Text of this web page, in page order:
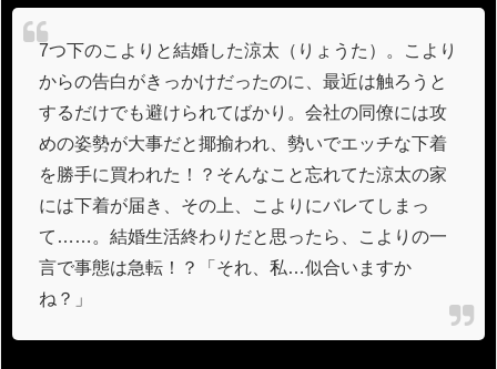
7つ下のこよりと結婚した涼太（りょうた）。こより
からの告白がきっかけだったのに、最近は触ろうと
するだけでも避けられてばかり。会社の同僚には攻
めの姿勢が大事だと揶揄われ、勢いでエッチな下着
を勝手に買われた！？そんなこと忘れてた涼太の家
には下着が届き、その上、こよりにバレてしまっ
て……。結婚生活終わりだと思ったら、こよりの一
言で事態は急転！？「それ、私…似合いますか
ね？」